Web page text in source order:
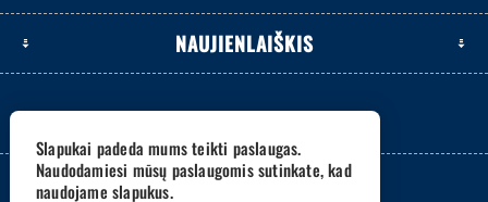
NAUJIENLAIŠKIS
Slapukai padeda mums teikti paslaugas.
Naudodamiesi mūsų paslaugomis sutinkate, kad
naudojame slapukus.